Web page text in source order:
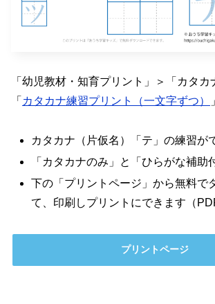
「幼児教材・知育プリント」＞「カタカ
「 カタカナ練習プリント（一文字ずつ） 」
カタカナ（片仮名）「テ」の練習が
「カタカナのみ」と「ひらがな補助
下の「プリントページ」から無料で
て、印刷しプリントにできます（
プリントページ